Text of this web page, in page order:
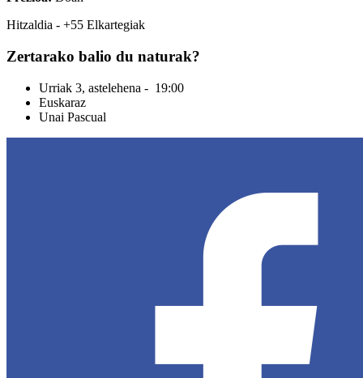
Hitzaldia - +55 Elkartegiak
Zertarako balio du naturak?
Urriak 3, astelehena - 19:00
Euskaraz
Unai Pascual